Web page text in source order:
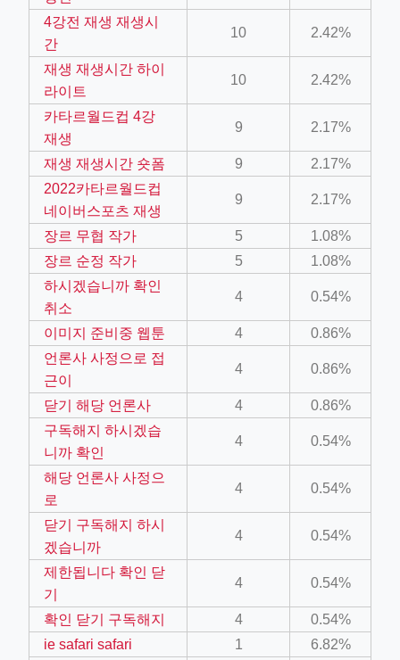
feed-calculator
work?lat=37.49813&lng=127.0284&zoom=16
shredder-plant-equipment/scrap-shredder-fabrication
4강전 재생 재생시
간
10 2.42%
재생 재생시간 하이
라이트
10 2.42%
카타르월드컵 4강
재생
9 2.17%
재생 재생시간 숏폼 9
2.17%
2022카타르월드컵
네이버스포츠 재생
9 2.17%
장르 무협 작가 5
1.08%
장르 순정 작가
5
1.08%
하시겠습니까 확인
취소
4 0.54%
이미지 준비중 웹툰 4
0.86%
언론사 사정으로 접
근이
4 0.86%
닫기 해당 언론사 4
0.86%
구독해지 하시겠습
니까 확인
4 0.54%
해당 언론사 사정으
로
4 0.54%
닫기 구독해지 하시
겠습니까
4 0.54%
제한됩니다 확인 닫
기
4 0.54%
확인 닫기 구독해지 4
0.54%
ie safari safari
1
6.82%